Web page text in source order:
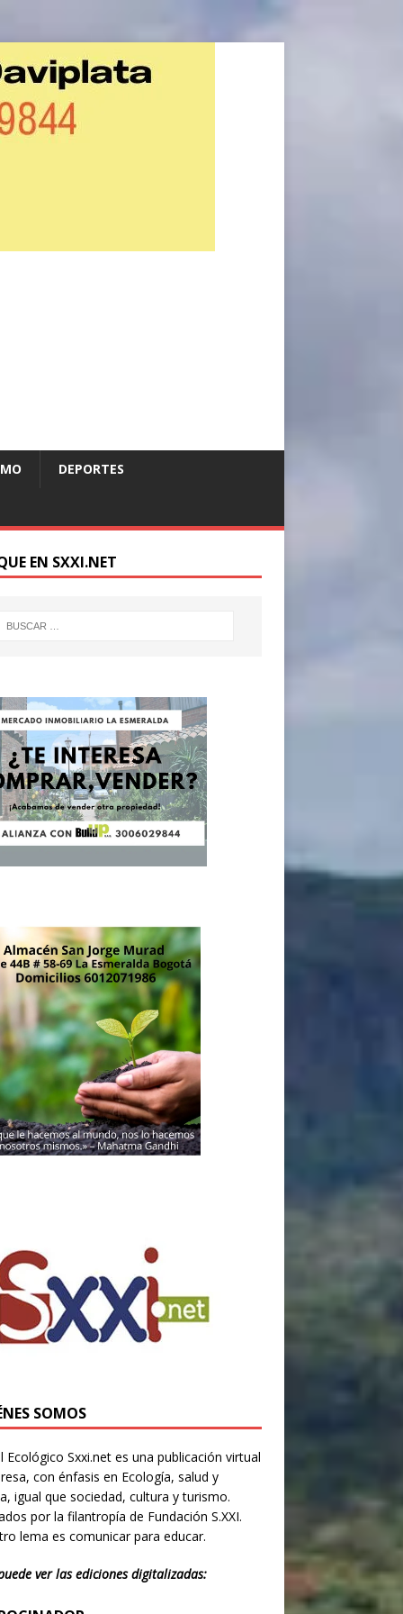
DEPORTES
EN SXXI.NET
SOMOS
Ecológico Sxxi.net es una publicación virtual
con énfasis en Ecología, salud y
igual que sociedad, cultura y turismo.
por la filantropía de Fundación S.XXI.
lema es comunicar para educar.
ver las ediciones digitalizadas: